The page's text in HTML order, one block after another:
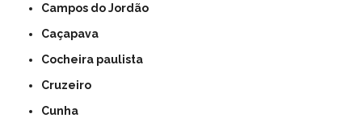
Campos do Jordão
Caçapava
Cocheira paulista
Cruzeiro
Cunha